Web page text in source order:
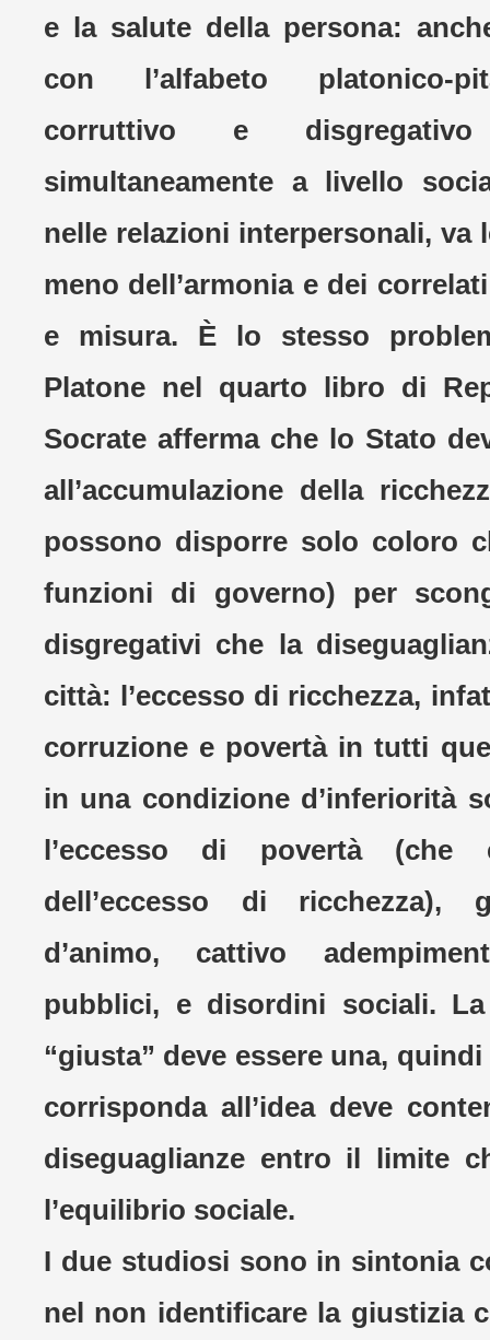
e la salute della persona:
con l’alfabeto platonico-
corruttivo e
simultaneamente a livello
nelle relazioni interpersonali, va
meno dell’armonia e dei
e misura. È lo stesso
Platone nel quarto libro di
Socrate afferma che lo Stato
all’accumulazione della
possono disporre solo coloro
funzioni di governo) per
disgregativi che la
città: l’eccesso di ricchezza,
corruzione e povertà in tutti
in una condizione d’inferiorità
l’eccesso di povertà (che
dell’eccesso di ricchezza),
d’animo, cattivo
pubblici, e disordini sociali.
“giusta” deve essere una,
corrisponda all’idea deve
diseguaglianze entro il limite
l’equilibrio sociale.
I due studiosi sono in sintonia
nel non identificare la giustizia